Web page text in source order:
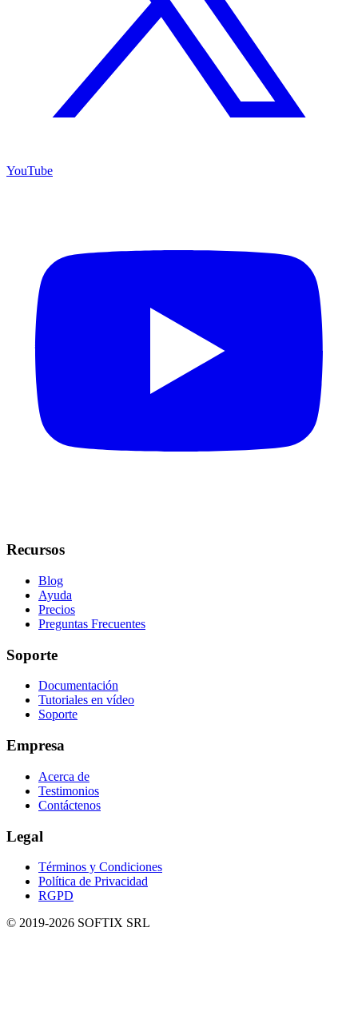
YouTube
Recursos
Blog
Ayuda
Precios
Preguntas Frecuentes
Soporte
Documentación
Tutoriales en vídeo
Soporte
Empresa
Acerca de
Testimonios
Contáctenos
Legal
Términos y Condiciones
Política de Privacidad
RGPD
© 2019-2026 SOFTIX SRL